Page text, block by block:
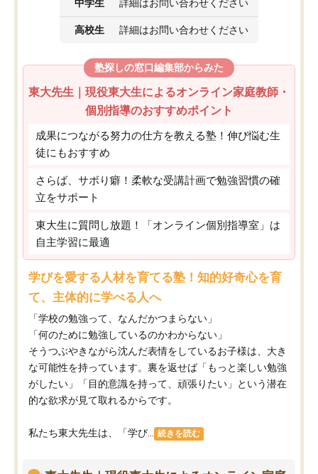
中学生 詳細はお問い合わせください
高校生 詳細はお問い合わせください
塾探しの窓口編集部からみた
東大先生｜現役東大生によるオンライン家庭教師・
個別指導のおすすめポイント
成果につながる努力の仕方を教える塾！伸び悩む生
徒にもおすすめ
さらば、サボり癖！柔軟な受講計画で勉強習慣の確
立をサポート
東大生に質問し放題！「オンライン個別指導室」は
自主学習に最適
学びを愛する人材を育てる塾！知的好奇心を育
て、主体的に学べる人へ
「学校の勉強って、なんだかつまらない」
「何のために勉強しているのかわからない」
そうつぶやきながら沈んだ表情をしているお子様は、大き
な可能性を持っています。裏を返せば「もっと楽しい勉強
がしたい」「目的意識を持って、頑張りたい」という潜在
的な欲求が見て取れるからです。
私たち東大先生は、「学び... 続きを読む